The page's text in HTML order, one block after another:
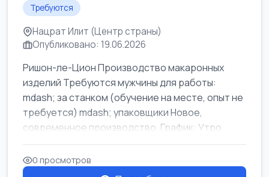
Требуются
Нацрат Илит (Центр страны)
Опубликовано: 19.06.2026
Ришон-ле-Цион Производство макаронных
изделий Требуются мужчины для работы:
mdash; за станком (обучение на месте, опыт не
требуется) mdash; упаковщики Новое,
современное производство. График: Утро
mda...
0 просмотров